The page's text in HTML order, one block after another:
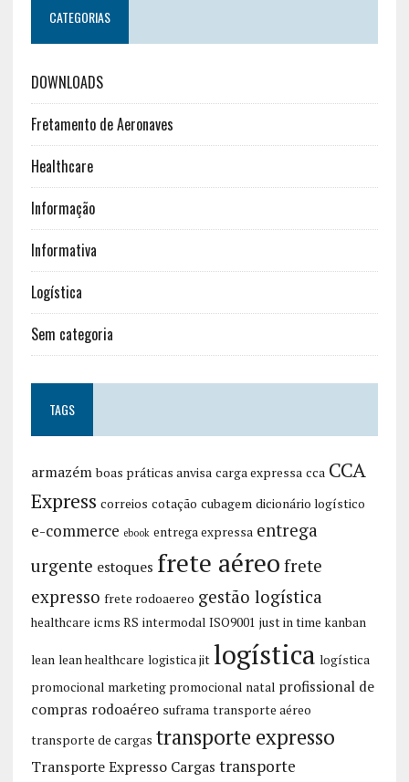
CATEGORIAS
DOWNLOADS
Fretamento de Aeronaves
Healthcare
Informação
Informativa
Logística
Sem categoria
TAGS
armazém boas práticas anvisa carga expressa cca CCA
Express correios cotação cubagem dicionário logístico
e-commerce ebook entrega expressa entrega
urgente estoques frete aéreo frete
expresso frete rodoaereo gestão logística
healthcare icms RS intermodal ISO9001 just in time kanban
lean lean healthcare logistica jit logística logística
promocional marketing promocional natal profissional de
compras rodoaéreo suframa transporte aéreo
transporte de cargas transporte expresso
Transporte Expresso Cargas transporte